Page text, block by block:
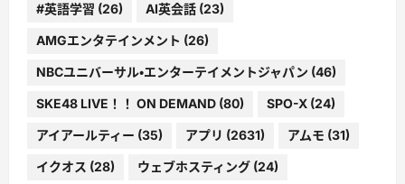
#英語学習 (26) AI英会話 (23)
AMGエンタテインメント (26)
NBCユニバーサル・エンターテイメントジャパン (46)
SKE48 LIVE！！ ON DEMAND (80) SPO-X (24)
アイアールティー (35) アプリ (2631) アムモ (31)
イクオス (28) ウェブホスティング (24)